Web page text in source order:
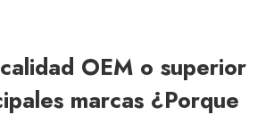
OEM o superior
marcas ¿Porque